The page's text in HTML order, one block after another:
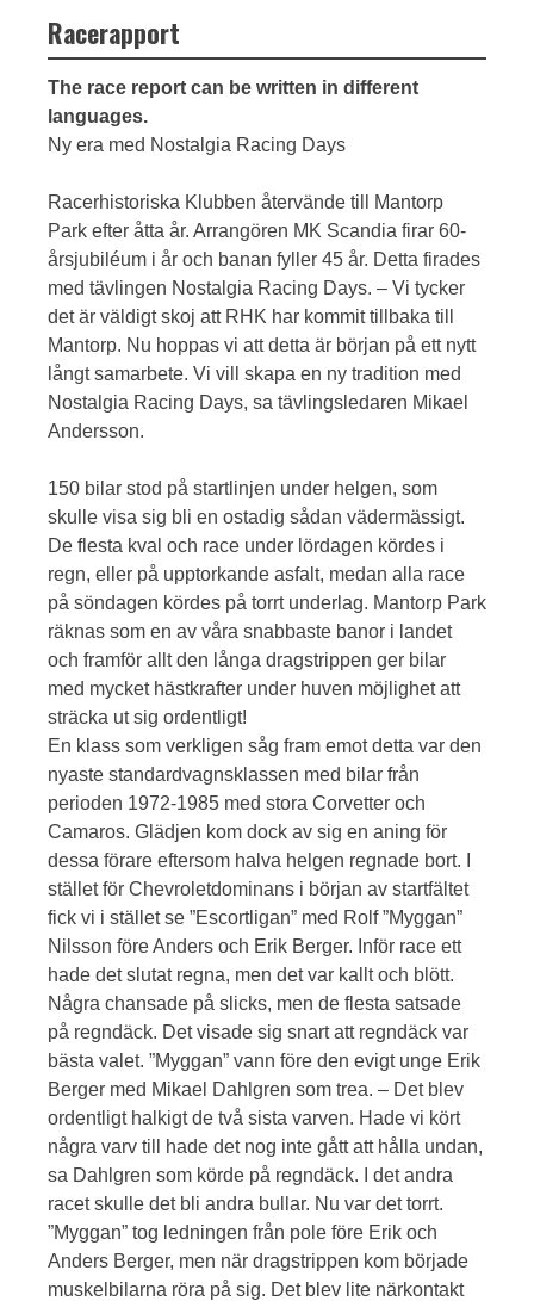
Racerapport
The race report can be written in different
languages.
Ny era med Nostalgia Racing Days
Racerhistoriska Klubben återvände till Mantorp
Park efter åtta år. Arrangören MK Scandia firar 60-
årsjubiléum i år och banan fyller 45 år. Detta firades
med tävlingen Nostalgia Racing Days. – Vi tycker
det är väldigt skoj att RHK har kommit tillbaka till
Mantorp. Nu hoppas vi att detta är början på ett nytt
långt samarbete. Vi vill skapa en ny tradition med
Nostalgia Racing Days, sa tävlingsledaren Mikael
Andersson.
150 bilar stod på startlinjen under helgen, som
skulle visa sig bli en ostadig sådan vädermässigt.
De flesta kval och race under lördagen kördes i
regn, eller på upptorkande asfalt, medan alla race
på söndagen kördes på torrt underlag. Mantorp Park
räknas som en av våra snabbaste banor i landet
och framför allt den långa dragstrippen ger bilar
med mycket hästkrafter under huven möjlighet att
sträcka ut sig ordentligt!
En klass som verkligen såg fram emot detta var den
nyaste standardvagnsklassen med bilar från
perioden 1972-1985 med stora Corvetter och
Camaros. Glädjen kom dock av sig en aning för
dessa förare eftersom halva helgen regnade bort. I
stället för Chevroletdominans i början av startfältet
fick vi i stället se ”Escortligan” med Rolf ”Myggan”
Nilsson före Anders och Erik Berger. Inför race ett
hade det slutat regna, men det var kallt och blött.
Några chansade på slicks, men de flesta satsade
på regndäck. Det visade sig snart att regndäck var
bästa valet. ”Myggan” vann före den evigt unge Erik
Berger med Mikael Dahlgren som trea. – Det blev
ordentligt halkigt de två sista varven. Hade vi kört
några varv till hade det nog inte gått att hålla undan,
sa Dahlgren som körde på regndäck. I det andra
racet skulle det bli andra bullar. Nu var det torrt.
”Myggan” tog ledningen från pole före Erik och
Anders Berger, men när dragstrippen kom började
muskelbilarna röra på sig. Det blev lite närkontakt